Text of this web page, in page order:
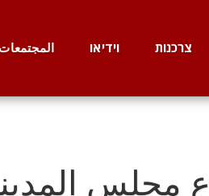
צרכנות וידיאו المجتمعات
مجلس